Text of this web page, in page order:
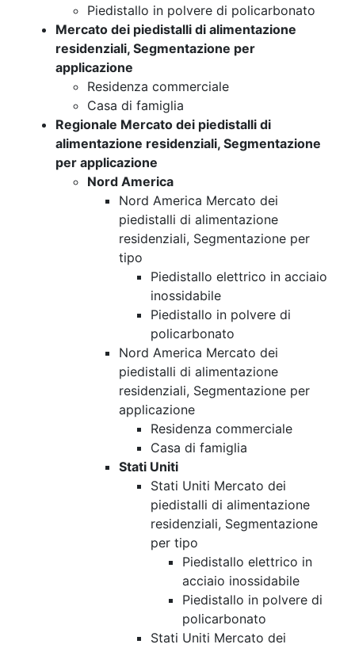
Piedistallo in polvere di policarbonato
Mercato dei piedistalli di alimentazione
residenziali, Segmentazione per
applicazione
Residenza commerciale
Casa di famiglia
Regionale Mercato dei piedistalli di
alimentazione residenziali, Segmentazione
per applicazione
Nord America
Nord America Mercato dei
piedistalli di alimentazione
residenziali, Segmentazione per
tipo
Piedistallo elettrico in acciaio
inossidabile
Piedistallo in polvere di
policarbonato
Nord America Mercato dei
piedistalli di alimentazione
residenziali, Segmentazione per
applicazione
Residenza commerciale
Casa di famiglia
Stati Uniti
Stati Uniti Mercato dei
piedistalli di alimentazione
residenziali, Segmentazione
per tipo
Piedistallo elettrico in
acciaio inossidabile
Piedistallo in polvere di
policarbonato
Stati Uniti Mercato dei